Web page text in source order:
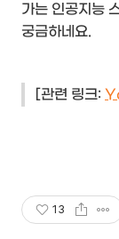
가는 인공지능
궁금하네요.
[관련 링크:
13